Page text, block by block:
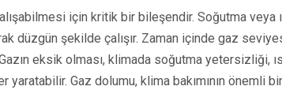
için kritik bir bileşendir. Soğutma veya
düzgün şekilde çalışır. Zaman içinde gaz
eksik olması, klimada soğutma yetersizliği,
Gaz dolumu, klima bakımının önemli